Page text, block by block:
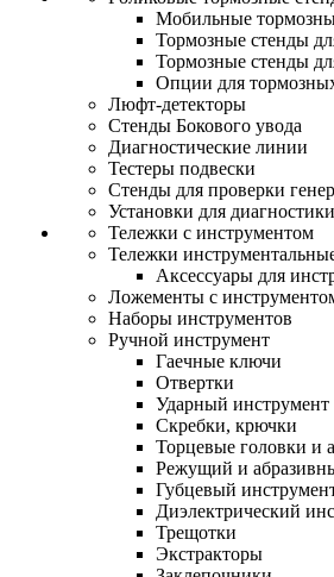
Мобильные
Тормозные стенды
Тормозные стенды
Опции для
Люфт-детекторы
Стенды Бокового увода
Диагностические линии
Тестеры подвески
Стенды для проверки
Установки для
Тележки с инструментом
Тележки
Аксессуары для
Ложементы с
Наборы инструментов
Ручной инструмент
Гаечные ключи
Отвертки
Ударный инструмент
Скребки, крючки
Торцевые головки и
Режущий и
Губцевый
Диэлектрический
Трещотки
Экстракторы